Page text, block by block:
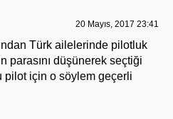
20 Mayıs, 2017 23:41
Türk ailelerinde pilotluk
parasını düşünerek seçtiği
pilot için o söylem geçerli